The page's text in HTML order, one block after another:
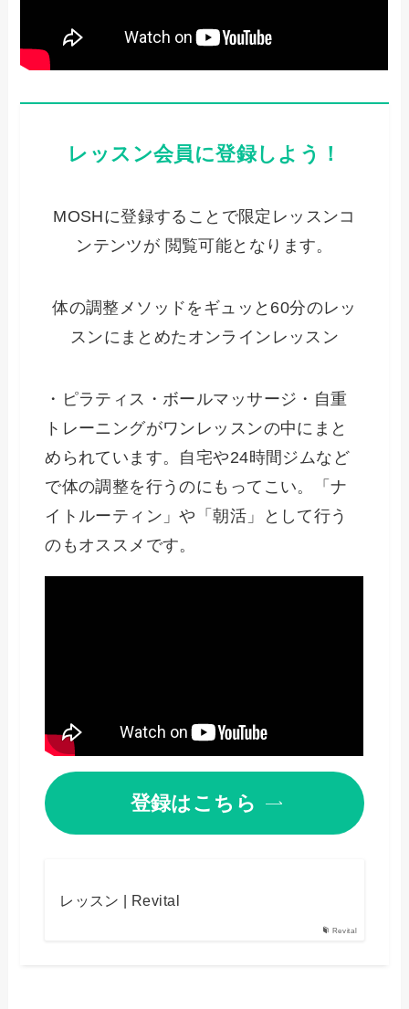
レッスン会員に登録しよう！
MOSHに登録することで限定レッスンコ
ンテンツが 閲覧可能となります。
体の調整メソッドをギュッと60分のレッ
スンにまとめたオンラインレッスン
・ピラティス・ボールマッサージ・自重
トレーニングがワンレッスンの中にまと
められています。自宅や24時間ジムなど
で体の調整を行うのにもってこい。「ナ
イトルーティン」や「朝活」として行う
のもオススメです。
登録はこちら
Revital
レッスン | Revital